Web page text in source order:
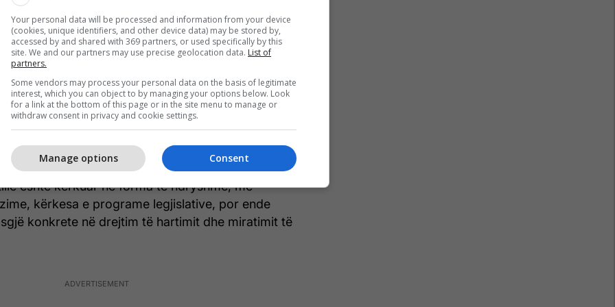
më mirë është që të pritet edhe pesë apo
Salihu.
e ish- të Burgosurve Politik, nuk e dinë
Kosova nuk e ka një ligj të tillë.
së ish-të Burgosurve Politikë, Hydajet Hyseni,
e Lirë se çështja e lustrimit në Kosovë është e
e vlerëson Kosovën si një rast të veçantë në këtë
është kërkuar në forma të ndryshme, me
kërkesa e programe legjislative, por ende
konkrete në drejtim të hartimit dhe miratimit të
Your personal data will be processed and information from your device
(cookies, unique identifiers, and other device data) may be stored by,
accessed by and shared with 369 partners, or used specifically by this
site. We and our partners may use precise geolocation data. List of
partners.
Some vendors may process your personal data on the basis of legitimate
interest, which you can object to by managing your options below. Look
for a link at the bottom of this page or in the site menu to manage or
withdraw consent in privacy and cookie settings.
Consent
Manage options